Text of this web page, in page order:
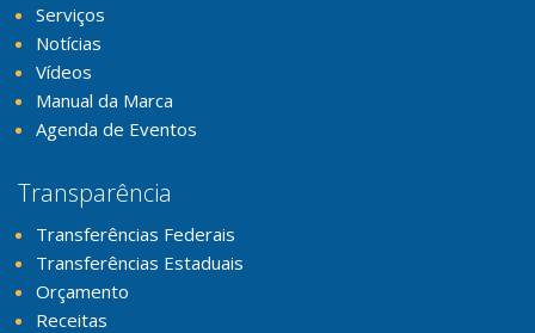
Serviços
Notícias
Vídeos
Manual da Marca
Agenda de Eventos
Transparência
Transferências Federais
Transferências Estaduais
Orçamento
Receitas